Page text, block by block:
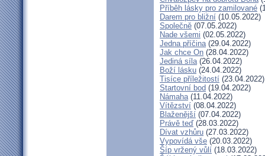
Příběh lásky pro zamilované
Darem pro bližní (10.05.2022)
Společně (07.05.2022)
Nade všemi (02.05.2022)
Jedna příčina(29.04.2022)
Jak chce On (28.04.2022)
Jediná síla(26.04.2022)
Boží lásku (24.04.2022)
Tisíce příležitostí (23.04.2022)
Startovní bod (19.04.2022)
Námaha(11.04.2022)
Vítězství (08.04.2022)
Blaženější (07.04.2022)
Právě teď (28.03.2022)
Dívat vzhůru (27.03.2022)
Vypovídá vše (20.03.2022)
Šíp vržený vůlí (18.03.2022)